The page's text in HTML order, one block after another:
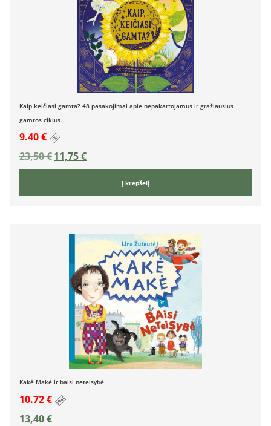
Kaip keičiasi gamta? 48 pasakojimai apie nepakartojamus ir gražiausius
gamtos ciklus
9.40 €
23,50€11,75€
Į krepšelį
Kakė Makė ir baisi neteisybė
10.72 €
13,40€